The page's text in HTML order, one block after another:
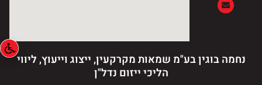
נחמה בוגין בע"מ שמאות מקרקעין, ייצוג וייעוץ, ליווי
הליכי ייזום נדל"ן